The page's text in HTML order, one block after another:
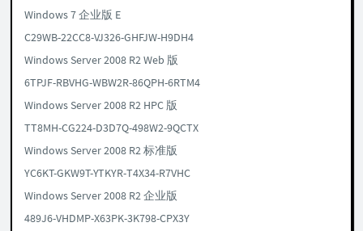
Windows 7 企业版 E
C29WB-22CC8-VJ326-GHFJW-H9DH4
Windows Server 2008 R2 Web 版
6TPJF-RBVHG-WBW2R-86QPH-6RTM4
Windows Server 2008 R2 HPC 版
TT8MH-CG224-D3D7Q-498W2-9QCTX
Windows Server 2008 R2 标准版
YC6KT-GKW9T-YTKYR-T4X34-R7VHC
Windows Server 2008 R2 企业版
489J6-VHDMP-X63PK-3K798-CPX3Y